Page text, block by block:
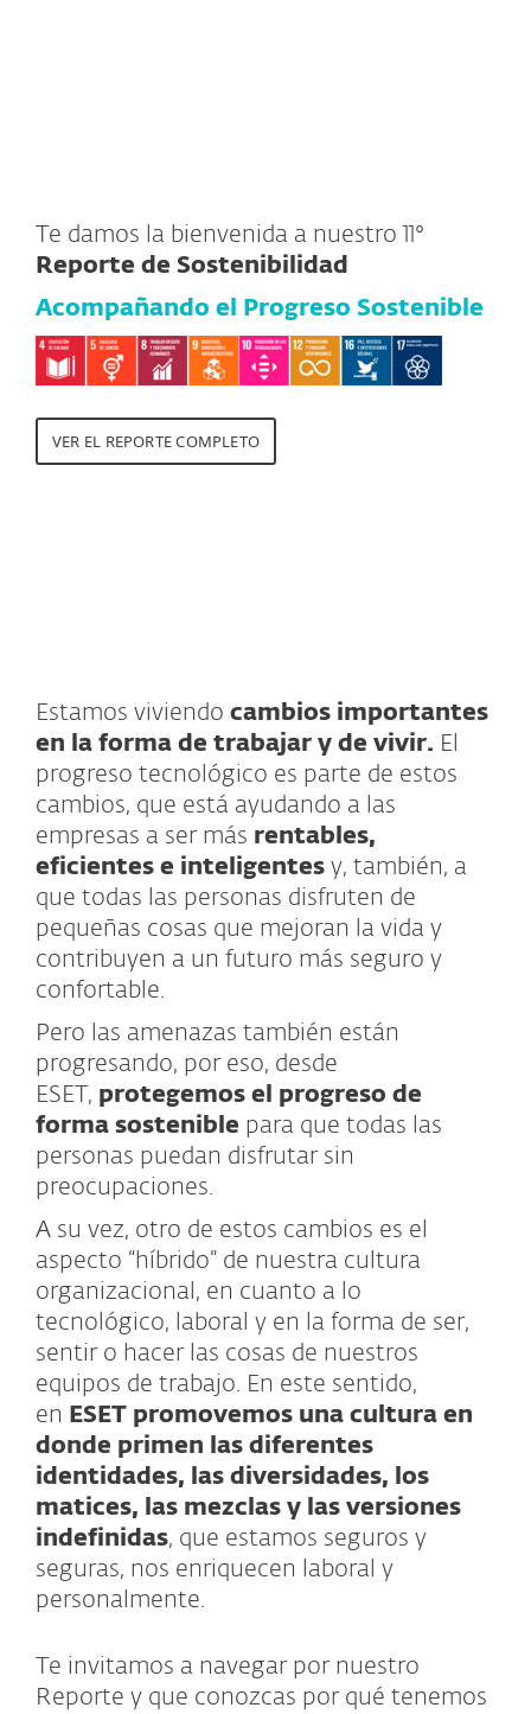
Te damos la bienvenida a nuestro 11°
Reporte de Sostenibilidad
Acompañando el Progreso Sostenible
VER EL REPORTE COMPLETO
Estamos viviendo cambios importantes
en la forma de trabajar y de vivir. El
progreso tecnológico es parte de estos
cambios, que está ayudando a las
empresas a ser más rentables,
eficientes e inteligentes y, también, a
que todas las personas disfruten de
pequeñas cosas que mejoran la vida y
contribuyen a un futuro más seguro y
confortable.
Pero las amenazas también están
progresando, por eso, desde
ESET, protegemos el progreso de
forma sostenible para que todas las
personas puedan disfrutar sin
preocupaciones.
A su vez, otro de estos cambios es el
aspecto “híbrido” de nuestra cultura
organizacional, en cuanto a lo
tecnológico, laboral y en la forma de ser,
sentir o hacer las cosas de nuestros
equipos de trabajo. En este sentido,
en ESET promovemos una cultura en
donde primen las diferentes
identidades, las diversidades, los
matices, las mezclas y las versiones
indefinidas, que estamos seguros y
seguras, nos enriquecen laboral y
personalmente.
Te invitamos a navegar por nuestro
Reporte y que conozcas por qué tenemos